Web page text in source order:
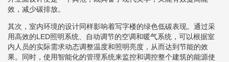
效，减少碳排放。
其次，室内环境的设计同样影响着写字楼的绿色低碳表现。通过采
用高效的LED照明系统、自动调节的空调和暖气系统，可以根据室
内人员的实际需求动态调整温度和照明亮度，从而达到节能的效
果。同时，使用智能化的管理系统来监控和调控整个建筑的能源使